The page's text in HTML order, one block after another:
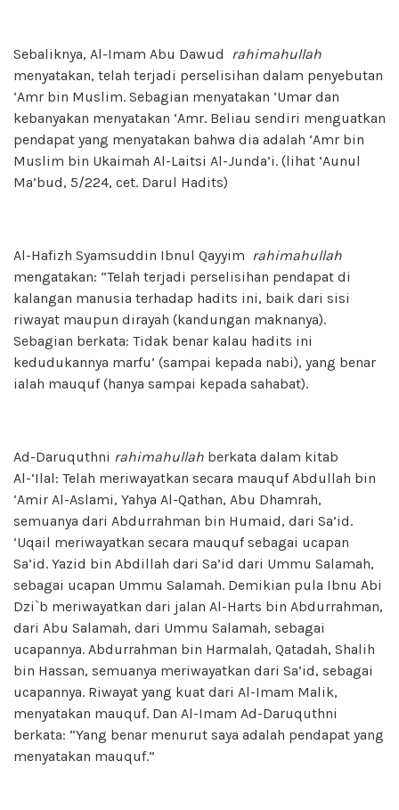
Sebaliknya, Al-Imam Abu Dawud
rahimahullah
menyatakan, telah terjadi perselisihan dalam penyebutan
‘Amr bin Muslim. Sebagian menyatakan ‘Umar dan
kebanyakan menyatakan ‘Amr. Beliau sendiri menguatkan
pendapat yang menyatakan bahwa dia adalah ‘Amr bin
Muslim bin Ukaimah Al-Laitsi Al-Junda’i. (lihat ‘Aunul
Ma’bud, 5/224, cet. Darul Hadits)
Al-Hafizh Syamsuddin Ibnul Qayyim rahimahullah
mengatakan: “Telah terjadi perselisihan pendapat di
kalangan manusia terhadap hadits ini, baik dari sisi
riwayat maupun dirayah (kandungan maknanya).
Sebagian berkata: Tidak benar kalau hadits ini
kedudukannya marfu’ (sampai kepada nabi), yang benar
ialah mauquf (hanya sampai kepada sahabat).
Ad-Daruquthni rahimahullah berkata dalam kitab
Al-‘Ilal: Telah meriwayatkan secara mauquf Abdullah bin
‘Amir Al-Aslami, Yahya Al-Qathan, Abu Dhamrah,
semuanya dari Abdurrahman bin Humaid, dari Sa’id.
‘Uqail meriwayatkan secara mauquf sebagai ucapan
Sa’id. Yazid bin Abdillah dari Sa’id dari Ummu Salamah,
sebagai ucapan Ummu Salamah. Demikian pula Ibnu Abi
Dzi`b meriwayatkan dari jalan Al-Harts bin Abdurrahman,
dari Abu Salamah, dari Ummu Salamah, sebagai
ucapannya. Abdurrahman bin Harmalah, Qatadah, Shalih
bin Hassan, semuanya meriwayatkan dari Sa’id, sebagai
ucapannya. Riwayat yang kuat dari Al-Imam Malik,
menyatakan mauquf. Dan Al-Imam Ad-Daruquthni
berkata: “Yang benar menurut saya adalah pendapat yang
menyatakan mauquf.”